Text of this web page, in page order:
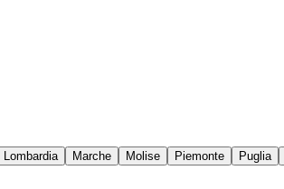
Lombardia Marche Molise Piemonte Puglia